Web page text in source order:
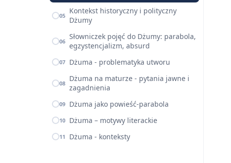
05 Kontekst historyczny i polityczny
Dżumy
06 Słowniczek pojęć do Dżumy: parabola,
egzystencjalizm, absurd
07 Dżuma - problematyka utworu
08 Dżuma na maturze - pytania jawne i
zagadnienia
09 Dżuma jako powieść-parabola
10 Dżuma – motywy literackie
11 Dżuma - konteksty